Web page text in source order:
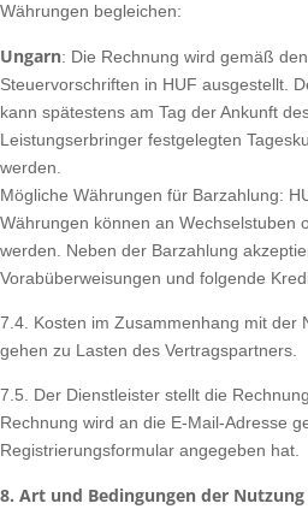
Währungen begleichen:
Ungarn: Die Rechnung wird gemäß
Steuervorschriften in HUF ausgestellt.
kann spätestens am Tag der Ankunft
Leistungserbringer festgelegten
werden.
Mögliche Währungen für Barzahlung:
Währungen können an Wechselstuben
werden. Neben der Barzahlung
Vorabüberweisungen und folgende
7.4. Kosten im Zusammenhang mit der
gehen zu Lasten des Vertragspartners.
7.5. Der Dienstleister stellt die
Rechnung wird an die E-Mail-Adresse
Registrierungsformular angegeben hat.
8. Art und Bedingungen der Nutzung